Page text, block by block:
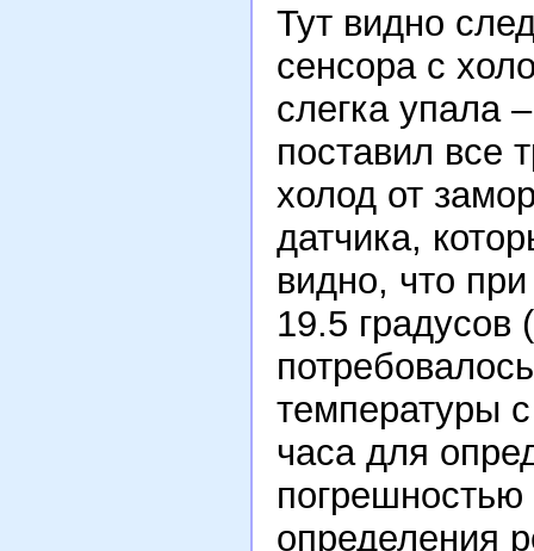
Тут видно
сенсора с
слегка упала
поставил все
холод от
датчика,
видно, что
19.5 градусов
температуры
часа для
погрешностью
определения